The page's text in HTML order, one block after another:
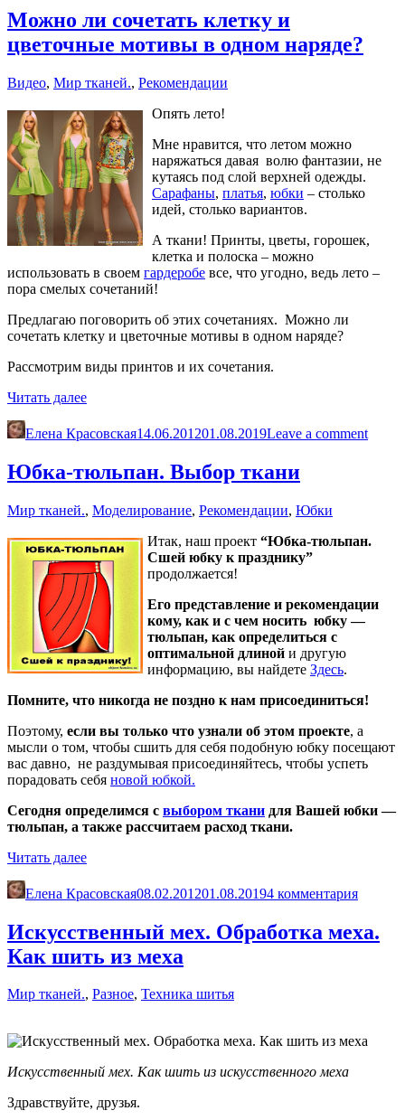
сшить
из
него
Можно ли сочетать клетку и
цветочные мотивы в одном наряде?
Видео, Мир тканей., Рекомендации
Опять лето!
Мне нравится, что летом можно
наряжаться давая волю фантазии, не
кутаясь под слой верхней одежды.
Сарафаны, платья, юбки – столько
идей, столько вариантов.
А ткани! Принты, цветы, горошек,
клетка и полоска – можно
использовать в своем гардеробе все, что угодно, ведь лето –
пора смелых сочетаний!
Предлагаю поговорить об этих сочетаниях. Можно ли
сочетать клетку и цветочные мотивы в одном наряде?
Рассмотрим виды принтов и их сочетания.
Читать далее«Можно
сочетать клетку
и
мотивы в
наряде?»
Елена Красовская14.06.201201.08.2019Leave a comment
Юбка-тюльпан. Выбор ткани
Мир тканей., Моделирование, Рекомендации, Юбки
Итак, наш проект “Юбка-тюльпан.
Сшей юбку к празднику”
продолжается!
Его представление и рекомендации
кому, как и с чем носить юбку —
тюльпан, как определиться с
оптимальной длиной и другую
информацию, вы найдете Здесь.
Помните, что никогда не поздно к нам присоединиться!
Поэтому, если вы только что узнали об этом проекте, а
мысли о том, чтобы сшить для себя подобную юбку посещают
вас давно, не раздумывая присоединяйтесь, чтобы успеть
порадовать себя новой юбкой.
Сегодня определимся с выбором ткани для Вашей юбки —
тюльпан, а также рассчитаем расход ткани.
Читать далее«Юбка-
Выбор
ткани»
Елена Красовская08.02.201201.08.20194 комментария
Искусственный мех. Обработка меха.
Как шить из меха
Мир тканей., Разное, Техника шитья
Искусственный мех. Как шить из искусственного меха
Здравствуйте, друзья.